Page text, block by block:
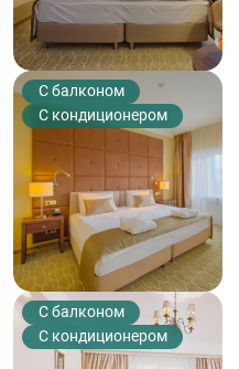
C балконом
С кондиционером
C балконом
С кондиционером